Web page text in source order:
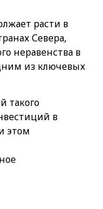
расти в
Севера,
неравенства в
из ключевых
такого
в
этом